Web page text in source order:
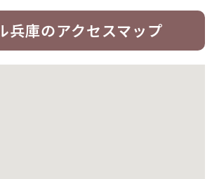
兵庫のアクセスマップ